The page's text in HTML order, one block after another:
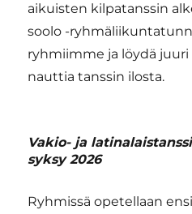
aikuisten kilpatanssin
soolo -
ryhmiimme ja löydä
nauttia tanssin ilosta.
Vakio- ja
syksy 2026
Ryhmissä opetellaan